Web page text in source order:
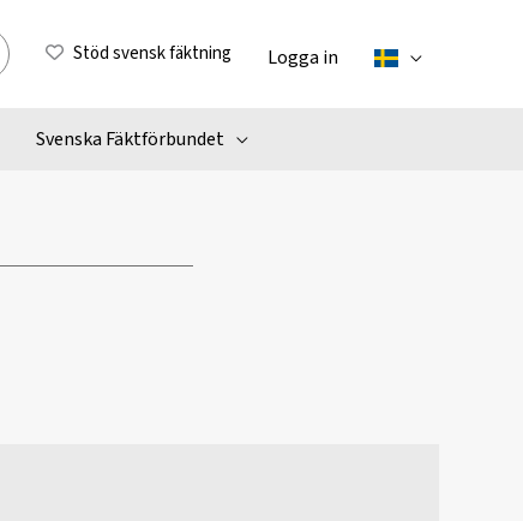
Stöd svensk fäktning Logga in
Svenska Fäktförbundet